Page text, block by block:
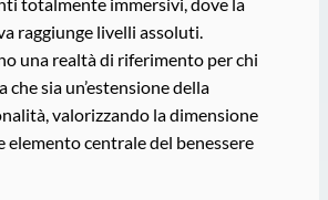
raggiunge livelli assoluti.
una realtà di riferimento per chi
che sia un’estensione della
valorizzando la dimensione
elemento centrale del benessere